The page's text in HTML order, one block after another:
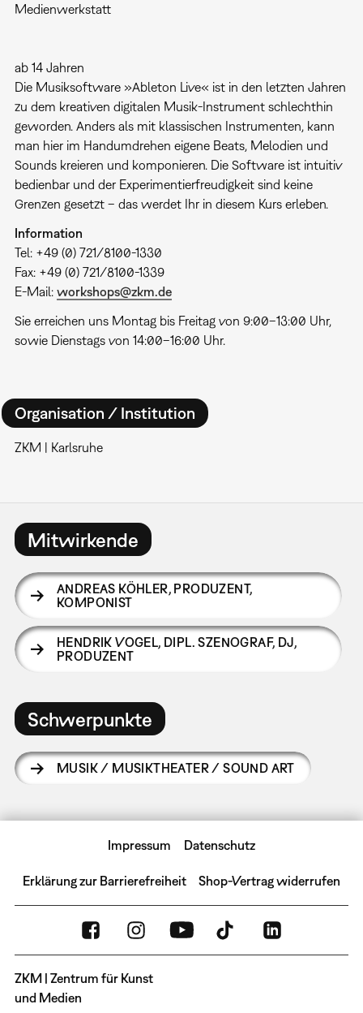
Medienwerkstatt
ab 14 Jahren
Die Musiksoftware »Ableton Live« ist in den letzten Jahren
zu dem kreativen digitalen Musik-Instrument schlechthin
geworden. Anders als mit klassischen Instrumenten, kann
man hier im Handumdrehen eigene Beats, Melodien und
Sounds kreieren und komponieren. Die Software ist intuitiv
bedienbar und der Experimentierfreudigkeit sind keine
Grenzen gesetzt – das werdet Ihr in diesem Kurs erleben.
Information
Tel: +49 (0) 721/8100-1330
Fax: +49 (0) 721/8100-1339
E-Mail: workshops@zkm.de
Sie erreichen uns Montag bis Freitag von 9:00–13:00 Uhr,
sowie Dienstags von 14:00–16:00 Uhr.
Organisation / Institution
ZKM | Karlsruhe
Mitwirkende
ANDREAS KÖHLER, PRODUZENT,
KOMPONIST
HENDRIK VOGEL, DIPL. SZENOGRAF, DJ,
PRODUZENT
Schwerpunkte
MUSIK / MUSIKTHEATER / SOUND ART
Impressum Datenschutz
Erklärung zur Barrierefreiheit Shop-Vertrag widerrufen
ZKM | Zentrum für Kunst
und Medien